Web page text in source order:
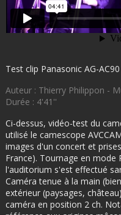
Test clip Panasonic AG-AC90
Auteur : Thierry Philippon -
Durée : 4'41''
Ci-dessus, vidéo-test du
utilisé le camescope
images d'un concert et
France). Tournage en mode
l'auditorium s'est effectué
Caméra tenue à la main
extérieur (paysages,
caméra en position 2 ch.